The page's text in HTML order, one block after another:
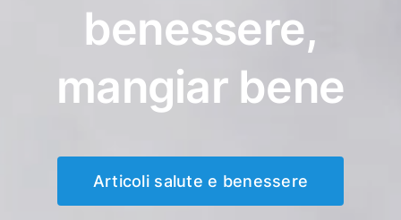
benessere,
mangiar bene
Articoli salute e benessere